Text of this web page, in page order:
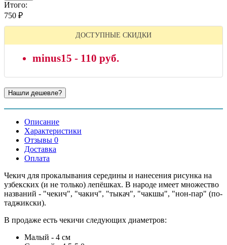
Итого:
750 ₽
ДОСТУПНЫЕ СКИДКИ
minus15 - 110 руб.
Описание
Характеристики
Отзывы 0
Доставка
Оплата
Чекич для прокалывания середины и нанесения рисунка на
узбекских (и не только) лепёшках. В народе имеет множество
названий - "чекич", "чакич", "тыкач", "чакшы", "нон-пар" (по-
таджикски).
В продаже есть чекичи следующих диаметров:
Малый - 4 см